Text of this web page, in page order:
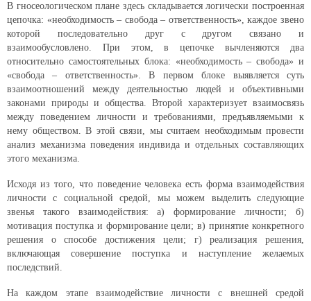
В гносеологическом плане здесь складывается логически построенная
цепочка: «необходимость – свобода – ответственность», каждое звено
которой последовательно друг с другом связано и
взаимообусловлено. При этом, в цепочке вычленяются два
относительно самостоятельных блока: «необходимость – свобода» и
«свобода – ответственность». В первом блоке выявляется суть
взаимоотношений между деятельностью людей и объективными
законами природы и общества. Второй характеризует взаимосвязь
между поведением личности и требованиями, предъявляемыми к
нему обществом. В этой связи, мы считаем необходимым провести
анализ механизма поведения индивида и отдельных составляющих
этого механизма.
Исходя из того, что поведение человека есть форма взаимодействия
личности с социальной средой, мы можем выделить следующие
звенья такого взаимодействия: а) формирование личности; б)
мотивация поступка и формирование цели; в) принятие конкретного
решения о способе достижения цели; г) реализация решения,
включающая совершение поступка и наступление желаемых
последствий.
На каждом этапе взаимодействие личности с внешней средой